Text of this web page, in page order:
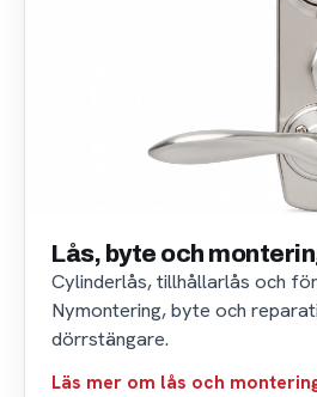
Lås, byte och
Cylinderlås, tillhållarlås och
Nymontering, byte och
dörrstängare.
Läs mer om lås och